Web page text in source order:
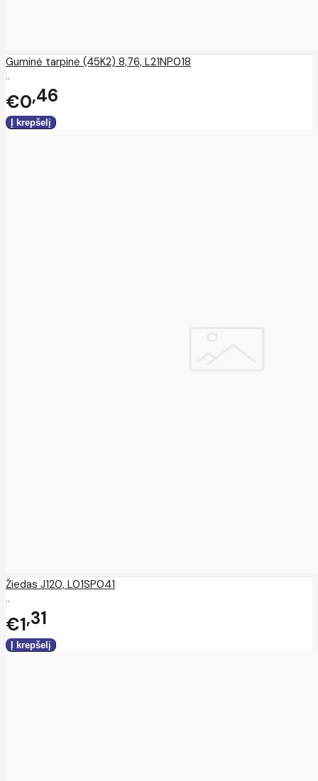
Guminė tarpinė (45K2) 8,76, L21NP018
..
€0 46
Žiedas J120, L01SP041
..
€1 31